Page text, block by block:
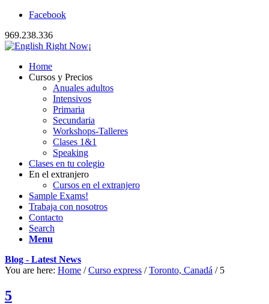
Facebook
969.238.336
Home
Cursos y Precios
Anuales adultos
Intensivos
Primaria
Secundaria
Workshops-Talleres
Clases 1&1
Speaking
Clases en tu colegio
En el extranjero
Cursos en el extranjero
Sample Exams!
Trabaja con nosotros
Contacto
Search
Menu
Blog - Latest News
You are here: Home / Curso express / Toronto, Canadá / 5
5